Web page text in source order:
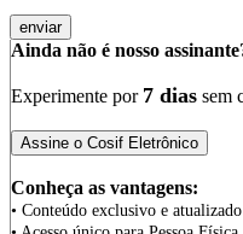
Ainda não é nosso
Experimente por 7 dias sem
Conheça as vantagens:
• Conteúdo exclusivo e atualizado